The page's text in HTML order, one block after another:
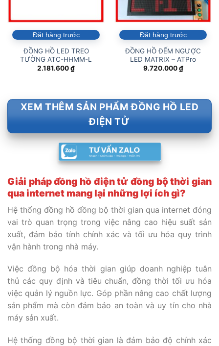
Đặt hàng trước
ĐỒNG HỒ LED TREO
TƯỜNG ATC-HHMM-L
2.181.600₫
Đặt hàng trước
ĐỒNG HỒ ĐẾM NGƯỢC
LED MATRIX – ATPro
9.720.000₫
XEM THÊM SẢN PHẨM ĐỒNG HỒ LED
ĐIỆN TỬ
Giải pháp đồng hồ điện tử đồng bộ thời gian
qua internet mang lại những lợi ích gì?
Hệ thống đồng hồ đồng bộ thời gian qua internet đóng
vai trò quan trọng trong việc nâng cao hiệu suất sản
xuất, đảm bảo tính chính xác và tối ưu hóa quy trình
vận hành trong nhà máy.
Việc đồng bộ hóa thời gian giúp doanh nghiệp tuân
thủ các quy định và tiêu chuẩn, đồng thời tối ưu hóa
việc quản lý nguồn lực. Góp phần nâng cao chất lượng
sản phẩm mà còn đảm bảo an toàn và uy tín cho nhà
máy sản xuất.
Hệ thống đồng bộ thời gian là đảm bảo độ chính xác